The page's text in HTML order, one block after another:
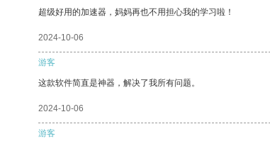
超级好用的加速器，妈妈再也不用担心我的学习啦！
2024-10-06
游客
这款软件简直是神器，解决了我所有问题。
2024-10-06
游客